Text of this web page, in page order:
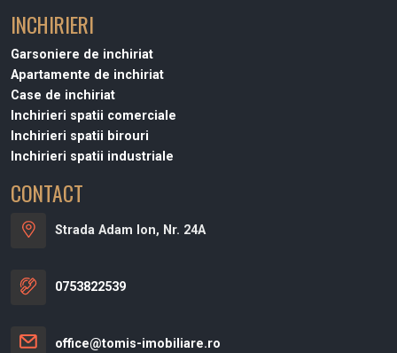
INCHIRIERI
Garsoniere de inchiriat
Apartamente de inchiriat
Case de inchiriat
Inchirieri spatii comerciale
Inchirieri spatii birouri
Inchirieri spatii industriale
CONTACT
Strada Adam Ion, Nr. 24A
0753822539
office@tomis-imobiliare.ro